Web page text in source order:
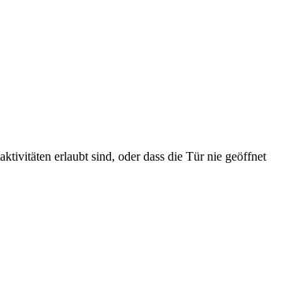
erlaubt sind, oder dass die Tür nie geöffnet